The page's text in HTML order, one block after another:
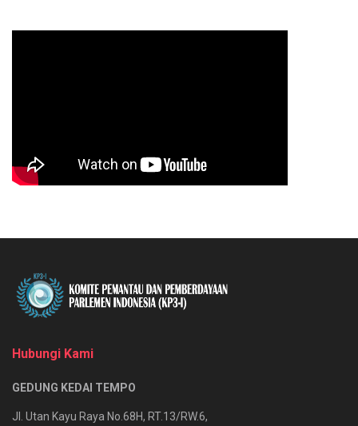
Hubungi Kami
GEDUNG KEDAI TEMPO
Jl. Utan Kayu Raya No.68H, RT.13/RW.6,